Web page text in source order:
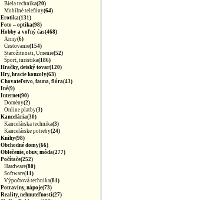
Biela technika(20)
Mobilné telefóny(64)
Erotika(131)
Foto – optika(98)
Hobby a voľný čas(468)
Army(6)
Cestovanie(154)
Starožitnosti, Umenie(52)
Šport, turistika(186)
Hračky, detský tovar(120)
Hry, hracie konzoly(63)
Chovateľstvo, fauna, flóra(43)
Iné(9)
Internet(90)
Domény(2)
Online platby(3)
Kancelária(30)
Kancelárska technika(3)
Kancelárske potreby(24)
Knihy(98)
Obchodné domy(66)
Oblečenie, obuv, móda(277)
Počítače(252)
Hardware(80)
Software(11)
Výpočtová technika(81)
Potraviny, nápoje(73)
Reality, nehnuteľnosti(27)